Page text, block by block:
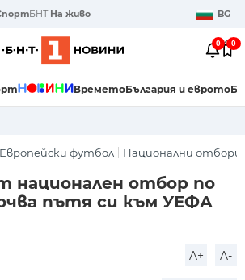
БНТ На живо BG
0 0
ВреметоБългария и еврото
Европейски футбол Национални отбори
национален отбор по
пътя си към УЕФА
A+ A-